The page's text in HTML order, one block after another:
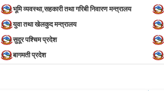
भूमि व्यवस्था,सहकारी तथा गरिबी निवारण मन्त्रालय
युवा तथा खेलकुद मन्त्रालय
सुदूर पश्चिम प्रदेश
बागमती प्रदेश